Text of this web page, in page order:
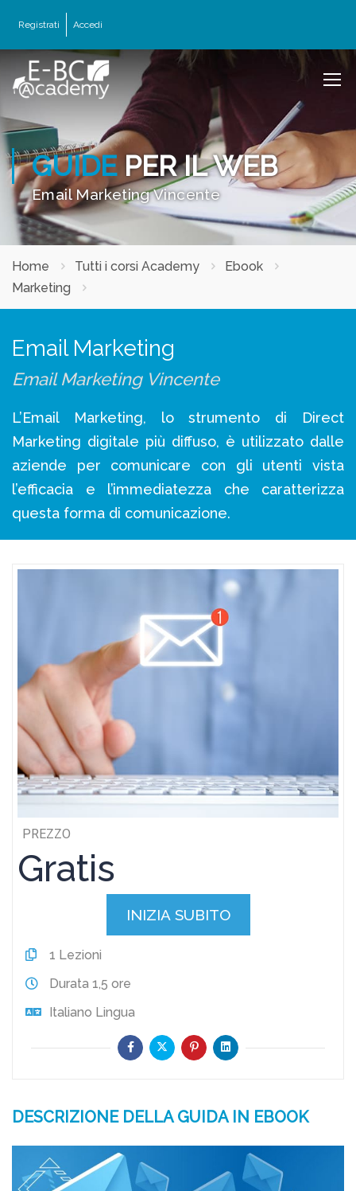
Registrati Accedi
GUIDEPER IL WEB
Email Marketing Vincente
Home Tutti i corsi Academy
Ebook
Marketing
Email Marketing
Email Marketing Vincente
L’Email Marketing, lo strumento di Direct
Marketing digitale più diffuso, è utilizzato dalle
aziende per comunicare con gli utenti vista
l’efficacia e l’immediatezza che caratterizza
questa forma di comunicazione.
DESCRIZIONE DELLA GUIDA IN EBOOK
PREZZO
Gratis
INIZIA SUBITO
1 Lezioni
Durata 1,5 ore
Italiano Lingua